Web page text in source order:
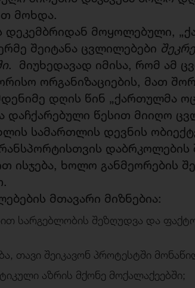
მოხდა.
მოყოლებული,
შეიტანა ცვლილებები
. მიუხედავად იმისა, რომ ამ
ორგანიზაციების, მათ
დღის წინ „ქართულმა
დაჩქარებული წესით მიიღო
სამართლის დევნის
დაბრკოლების
ისჯება, ხოლო განმეორების
მთავარი მიზნებია:
სარგებლობის შეზღუდვა და
თავი შეიკავონ პროტესტში
აზრის მქონე მოქალაქეებში;